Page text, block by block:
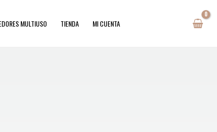
MULTIUSO TIENDA MI CUENTA